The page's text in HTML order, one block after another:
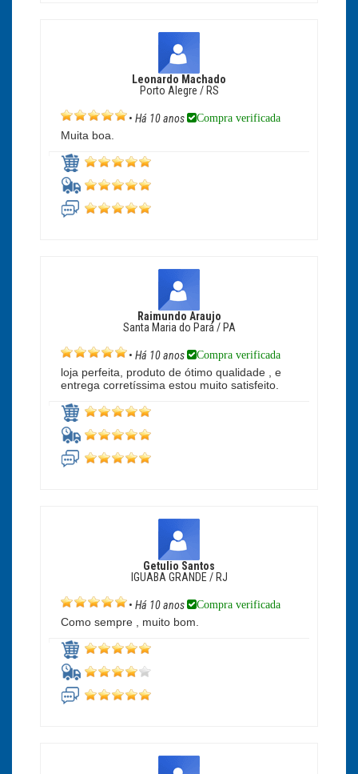
Leonardo Machado
Porto Alegre / RS
• Há 10 anos Compra verificada
Muita boa.
Raimundo Araujo
Santa Maria do Pará / PA
• Há 10 anos Compra verificada
loja perfeita, produto de ótimo qualidade , e
entrega corretíssima estou muito satisfeito.
Getulio Santos
IGUABA GRANDE / RJ
• Há 10 anos Compra verificada
Como sempre , muito bom.